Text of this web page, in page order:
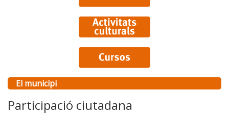
El municipi
Participació ciutadana